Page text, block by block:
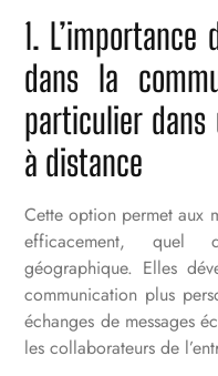
1.
dans la
particulier
à distance
Cette option permet aux
efficacement, quel
géographique. Elles
communication plus
échanges de messages
les collaborateurs de